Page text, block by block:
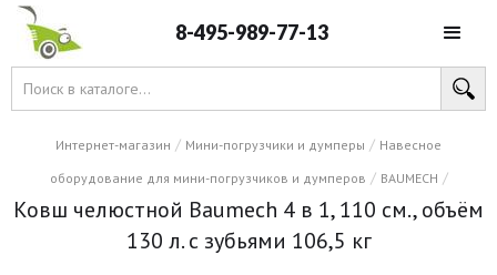
8-495-989-77-13
Интернет-магазин / Мини-погрузчики и думперы / Навесное
оборудование для мини-погрузчиков и думперов / BAUMECH /
Ковш челюстной Baumech 4 в 1, 110 см., объём
130 л. с зубьями 106,5 кг